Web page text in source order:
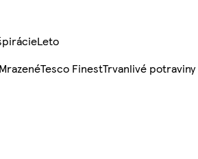
Leto
Tesco FinestTrvanlivé potraviny